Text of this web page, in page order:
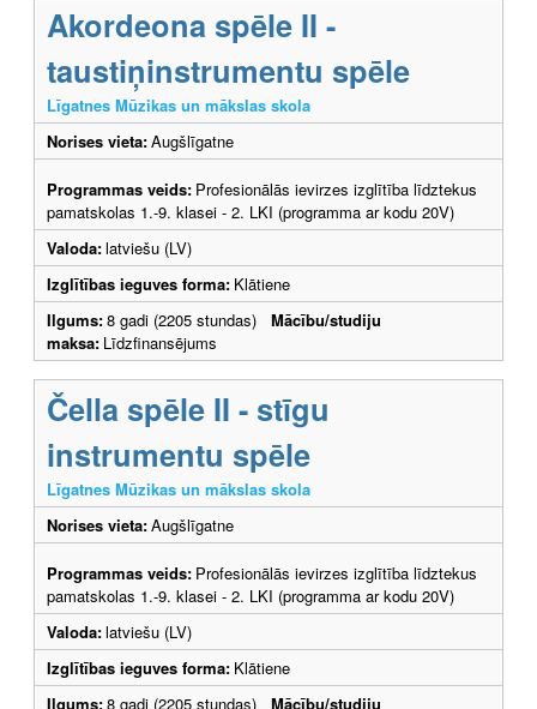
Akordeona spēle II -
taustiņinstrumentu spēle
Līgatnes Mūzikas un mākslas skola
Norises vieta:Augšlīgatne
Programmas veids: Profesionālās ievirzes izglītība līdztekus
pamatskolas 1.-9. klasei - 2. LKI (programma ar kodu 20V)
Valoda:latviešu (LV)
Izglītības ieguves forma: Klātiene
Ilgums:8 gadi (2205 stundas) Mācību/studiju
maksa: Līdzfinansējums
Čella spēle II - stīgu
instrumentu spēle
Līgatnes Mūzikas un mākslas skola
Norises vieta:Augšlīgatne
Programmas veids: Profesionālās ievirzes izglītība līdztekus
pamatskolas 1.-9. klasei - 2. LKI (programma ar kodu 20V)
Valoda:latviešu (LV)
Izglītības ieguves forma: Klātiene
Ilgums:8 gadi (2205 stundas) Mācību/studiju